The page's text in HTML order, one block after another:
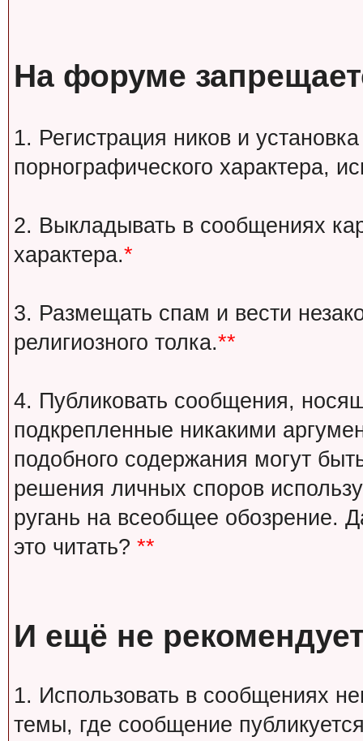
На форуме
1. Регистрация ников и
порнографического характера,
2. Выкладывать в сообщениях
характера.*
3. Размещать спам и вести
религиозного толка.**
4. Публиковать сообщения,
подкрепленные никакими
подобного содержания могут
решения личных споров
ругань на всеобщее обозрение.
это читать? **
И ещё не
1. Использовать в сообщениях
темы, где сообщение